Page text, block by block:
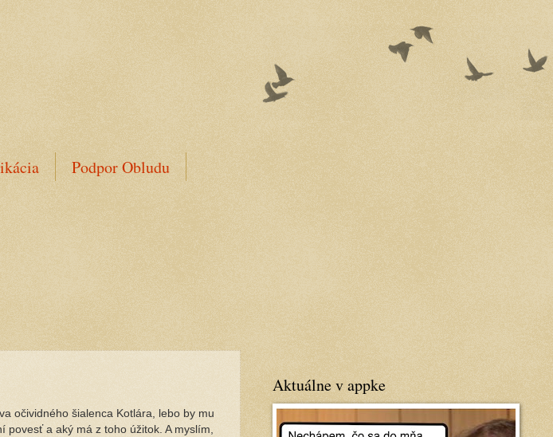
Podpor Obludu
očividného šialenca Kotlára, lebo by mu
a aký má z toho úžitok. A myslím,
Aktuálne v appke